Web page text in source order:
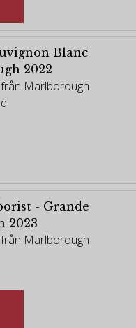
Blanc
2022
Marlborough
- Grande
2023
Marlborough